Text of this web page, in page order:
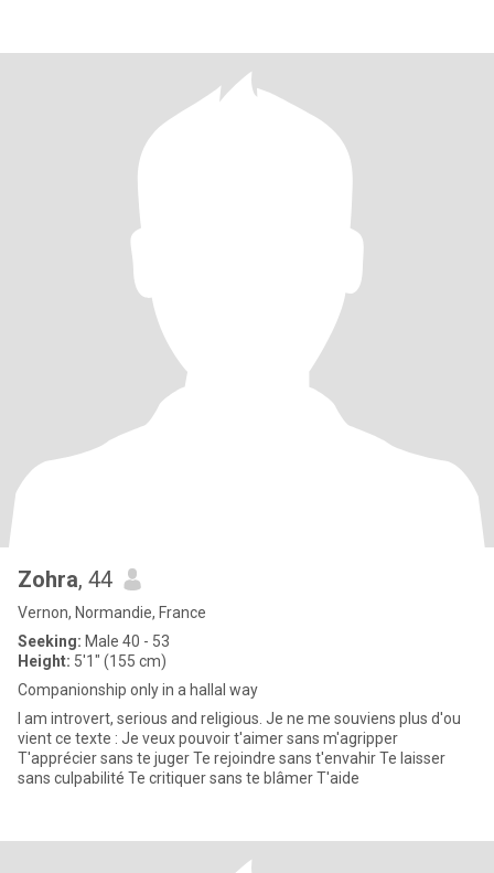
Zohra, 44
Vernon, Normandie, France
Seeking: Male 40 - 53
Height: 5'1" (155 cm)
Companionship only in a hallal way
I am introvert, serious and religious. Je ne me souviens plus d'ou
vient ce texte : Je veux pouvoir t'aimer sans m'agripper
T'apprécier sans te juger Te rejoindre sans t'envahir Te laisser
sans culpabilité Te critiquer sans te blâmer T'aide